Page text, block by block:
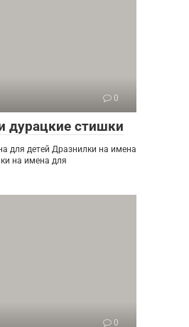
0
дурацкие стишки
для детей Дразнилки на имена
на имена для
0